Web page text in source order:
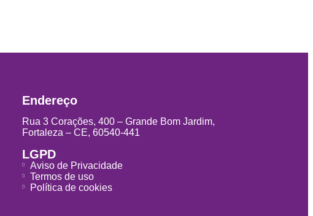
Endereço
Rua 3 Corações, 400 – Grande Bom Jardim,
Fortaleza – CE, 60540-441
LGPD
Aviso de Privacidade
Termos de uso
Política de cookies